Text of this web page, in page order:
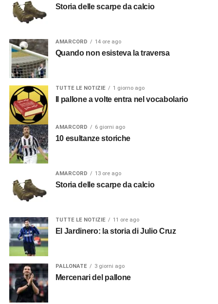
Storia delle scarpe da calcio
AMARCORD 14 ore ago
Quando non esisteva la traversa
TUTTE LE NOTIZIE 1 giorno ago
Il pallone a volte entra nel vocabolario
AMARCORD 6 giorni ago
10 esultanze storiche
AMARCORD 13 ore ago
Storia delle scarpe da calcio
TUTTE LE NOTIZIE 11 ore ago
El Jardinero: la storia di Julio Cruz
PALLONATE 3 giorni ago
Mercenari del pallone